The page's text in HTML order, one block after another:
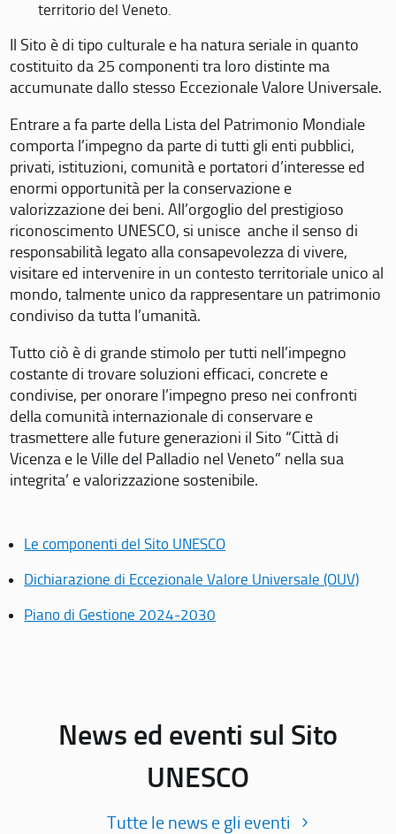
territorio del Veneto.
Il Sito è di tipo culturale e ha natura seriale in quanto
costituito da 25 componenti tra loro distinte ma
accumunate dallo stesso Eccezionale Valore Universale.
Entrare a fa parte della Lista del Patrimonio Mondiale
comporta l’impegno da parte di tutti gli enti pubblici,
privati, istituzioni, comunità e portatori d’interesse ed
enormi opportunità per la conservazione e
valorizzazione dei beni. All’orgoglio del prestigioso
riconoscimento UNESCO, si unisce anche il senso di
responsabilità legato alla consapevolezza di vivere,
visitare ed intervenire in un contesto territoriale unico al
mondo, talmente unico da rappresentare un patrimonio
condiviso da tutta l’umanità.
Tutto ciò è di grande stimolo per tutti nell’impegno
costante di trovare soluzioni efficaci, concrete e
condivise, per onorare l’impegno preso nei confronti
della comunità internazionale di conservare e
trasmettere alle future generazioni il Sito “Città di
Vicenza e le Ville del Palladio nel Veneto” nella sua
integrita’ e valorizzazione sostenibile.
Le componenti del Sito UNESCO
Dichiarazione di Eccezionale Valore Universale (OUV)
Piano di Gestione 2024-2030
News ed eventi sul Sito
UNESCO
Tutte le news e gli eventi